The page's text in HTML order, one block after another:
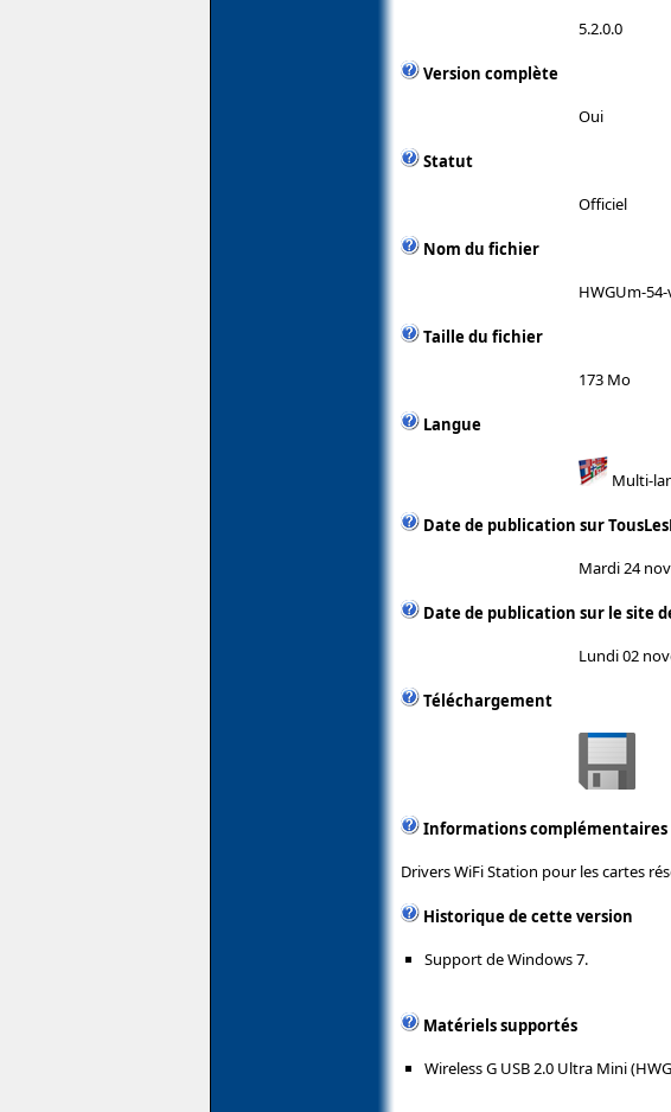
5.2.0.0
Version complète
Oui
Statut
Officiel
Nom du fichier
HWGUm-
Taille du fichier
173 Mo
Langue
Multi-
Date de publication sur
Mardi 24
Date de publication sur le site
Lundi 02
Téléchargement
Informations complémentaires
Drivers WiFi Station pour les cartes
Historique de cette version
Support de Windows 7.
Matériels supportés
Wireless G USB 2.0 Ultra Mini